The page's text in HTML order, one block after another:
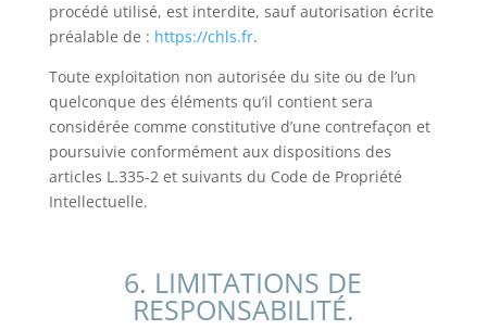
procédé utilisé, est interdite, sauf autorisation écrite
préalable de : https://chls.fr.
Toute exploitation non autorisée du site ou de l’un
quelconque des éléments qu’il contient sera
considérée comme constitutive d’une contrefaçon et
poursuivie conformément aux dispositions des
articles L.335-2 et suivants du Code de Propriété
Intellectuelle.
6. LIMITATIONS DE
RESPONSABILITÉ.